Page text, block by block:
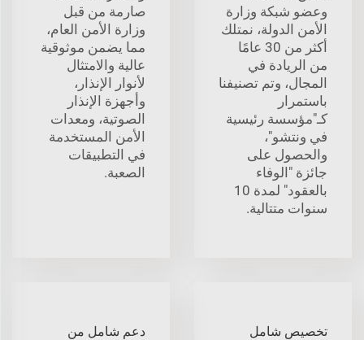
وعضو شبكة وزارة
الأمن الدولة، نمتلك
أكثر من 30 عامًا
من الريادة في
المجال، وتم تصنيفنا
باستمرار
كـ"مؤسسة رئيسية
في ونتشو"،
والحصول على
جائزة "الوفاء
بالعقود" لمدة 10
سنوات متتالية.
صارمة من قبل
وزارة الأمن العام،
مما يضمن موثوقية
عالية والامتثال
لأنوار الإنذار،
وأجهزة الإنذار
الصوتية، ومعدات
الأمن المستخدمة
في التطبيقات
الصعبة.
تخصيص شامل
دعم شامل من